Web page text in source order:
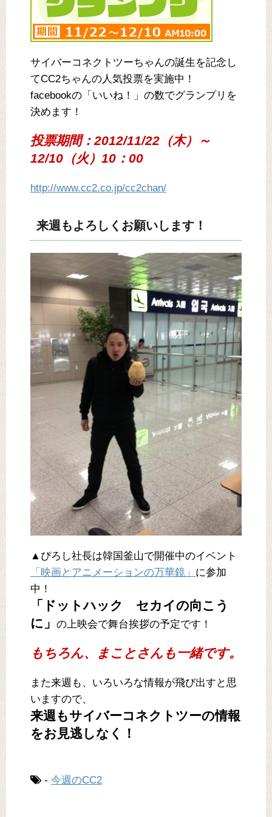
サイバーコネクトツーちゃんの誕生を記念し
てCC2ちゃんの人気投票を実施中！
facebookの「いいね！」の数でグランプリを
決めます！
投票期間：2012/11/22（木）～
12/10（火）10：00
http://www.cc2.co.jp/cc2chan/
来週もよろしくお願いします！
▲ぴろし社長は韓国釜山で開催中のイベント
「映画とアニメーションの万華鏡」 に参加
中！
「ドットハック セカイの向こう
に」 の上映会で舞台挨拶の予定です！
もちろん、まことさんも一緒です。
また来週も、いろいろな情報が飛び出すと思
いますので、
来週もサイバーコネクトツーの情報
をお見逃しなく！
- 今週のCC2